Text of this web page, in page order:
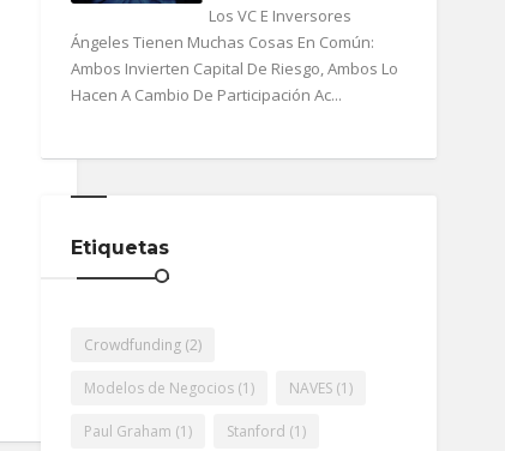
Los VC E Inversores
Ángeles Tienen Muchas Cosas En Común:
Ambos Invierten Capital De Riesgo, Ambos Lo
Hacen A Cambio De Participación Ac...
Etiquetas
Crowdfunding (2)
Modelos de Negocios (1) NAVES (1)
Paul Graham (1) Stanford (1)